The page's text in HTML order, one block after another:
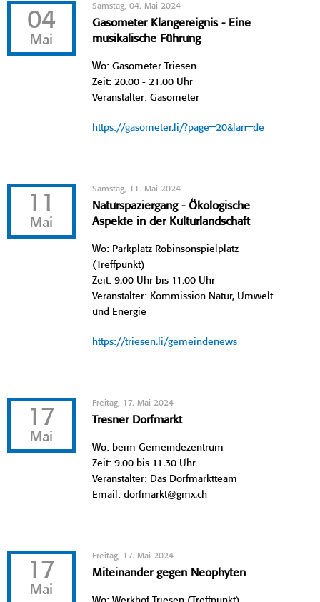
04
Mai
Samstag, 04. Mai 2024
Gasometer Klangereignis - Eine
musikalische Führung
Wo: Gasometer Triesen
Zeit: 20.00 - 21.00 Uhr
Veranstalter: Gasometer
https://gasometer.li/?page=20&lan=de
11
Mai
Samstag, 11. Mai 2024
Naturspaziergang - Ökologische
Aspekte in der Kulturlandschaft
Wo: Parkplatz Robinsonspielplatz
(Treffpunkt)
Zeit: 9.00 Uhr bis 11.00 Uhr
Veranstalter: Kommission Natur, Umwelt
und Energie
https://triesen.li/gemeindenews
17
Mai
Freitag, 17. Mai 2024
Tresner Dorfmarkt
Wo: beim Gemeindezentrum
Zeit: 9.00 bis 11.30 Uhr
Veranstalter: Das Dorfmarktteam
Email: dorfmarkt@gmx.ch
17
Mai
Freitag, 17. Mai 2024
Miteinander gegen Neophyten